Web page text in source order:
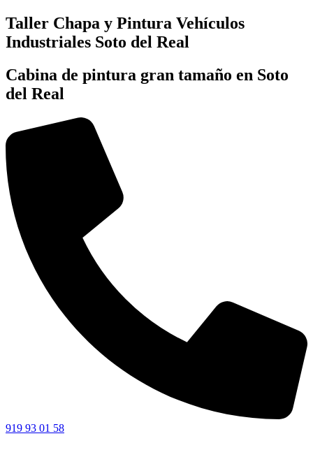
Taller Chapa y Pintura Vehículos
Industriales Soto del Real
Cabina de pintura gran tamaño en Soto
del Real
919 93 01 58